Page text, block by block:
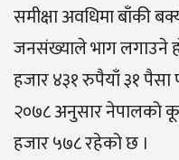
समीक्षा अवधिमा बाँकी
जनसंख्याले भाग लगाउने
हजार ४३१ रुपैयाँ ३१ पैसा
२०७८ अनुसार नेपालको
हजार ५७८ रहेको छ ।